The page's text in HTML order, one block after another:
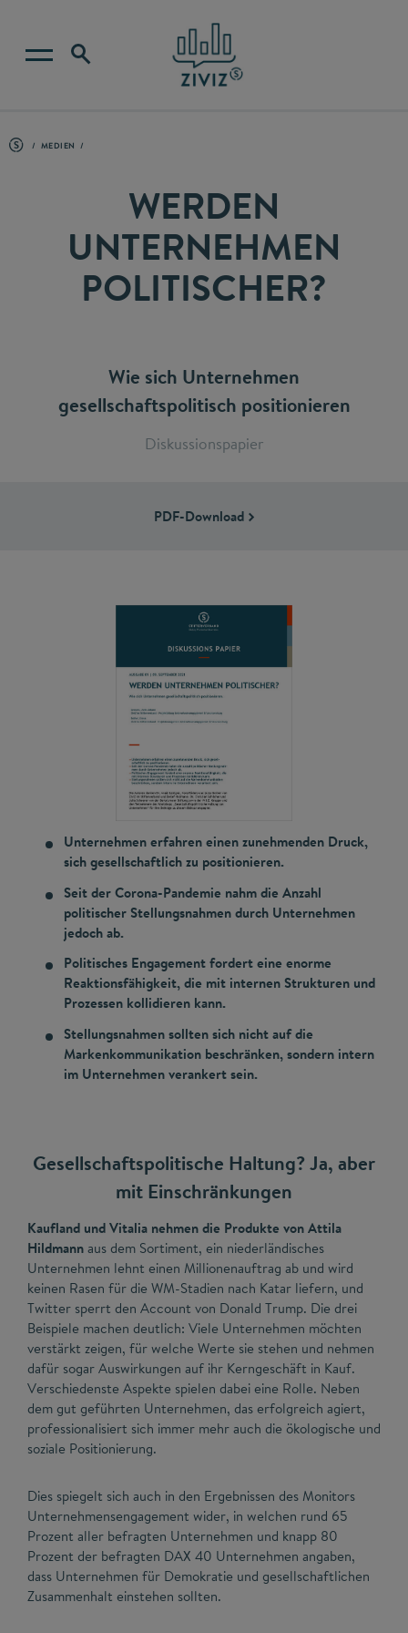
MEDIEN
WERDEN
UNTERNEHMEN
POLITISCHER?
Wie sich Unternehmen
gesellschaftspolitisch positionieren
Diskussionspapier
PDF-Download
Unternehmen erfahren einen zunehmenden Druck,
sich gesellschaftlich zu positionieren.
Seit der Corona-Pandemie nahm die Anzahl
politischer Stellungsnahmen durch Unternehmen
jedoch ab.
Politisches Engagement fordert eine enorme
Reaktionsfähigkeit, die mit internen Strukturen und
Prozessen kollidieren kann.
Stellungsnahmen sollten sich nicht auf die
Markenkommunikation beschränken, sondern intern
im Unternehmen verankert sein.
Gesellschaftspolitische Haltung? Ja, aber
mit Einschränkungen
Kaufland und Vitalia nehmen die Produkte von Attila
Hildmannaus dem Sortiment, ein niederländisches
Unternehmen lehnt einen Millionenauftrag ab und wird
keinen Rasen für die WM-Stadien nach Katar liefern, und
Twitter sperrt den Account von Donald Trump. Die drei
Beispiele machen deutlich: Viele Unternehmen möchten
verstärkt zeigen, für welche Werte sie stehen und nehmen
dafür sogar Auswirkungen auf ihr Kerngeschäft in Kauf.
Verschiedenste Aspekte spielen dabei eine Rolle. Neben
dem gut geführten Unternehmen, das erfolgreich agiert,
professionalisiert sich immer mehr auch die ökologische und
soziale Positionierung.
Dies spiegelt sich auch in den Ergebnissen des Monitors
Unternehmensengagement wider, in welchen rund 65
Prozent aller befragten Unternehmen und knapp 80
Prozent der befragten DAX 40 Unternehmen angaben,
dass Unternehmen für Demokratie und gesellschaftlichen
Zusammenhalt einstehen sollten.